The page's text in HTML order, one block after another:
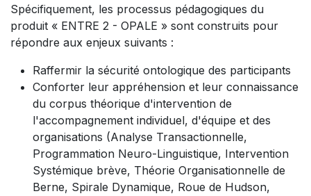
Spécifiquement, les processus pédagogiques du
produit « ENTRE 2 - OPALE » sont construits pour
répondre aux enjeux suivants :
Raffermir la sécurité ontologique des participants
Conforter leur appréhension et leur connaissance
du corpus théorique d'intervention de
l'accompagnement individuel, d'équipe et des
organisations (Analyse Transactionnelle,
Programmation Neuro-Linguistique, Intervention
Systémique brève, Théorie Organisationnelle de
Berne, Spirale Dynamique, Roue de Hudson,